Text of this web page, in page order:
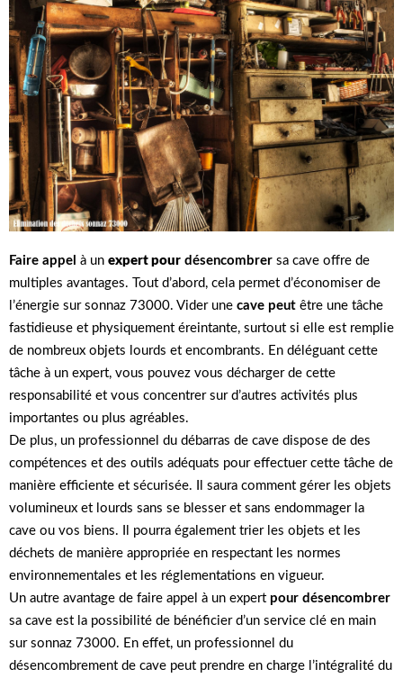
Faire appel à un expert pour désencombrer sa cave offre de
multiples avantages. Tout d’abord, cela permet d’économiser de
l’énergie sur sonnaz 73000. Vider une cave peut être une tâche
fastidieuse et physiquement éreintante, surtout si elle est remplie
de nombreux objets lourds et encombrants. En déléguant cette
tâche à un expert, vous pouvez vous décharger de cette
responsabilité et vous concentrer sur d’autres activités plus
importantes ou plus agréables.
De plus, un professionnel du débarras de cave dispose de des
compétences et des outils adéquats pour effectuer cette tâche de
manière efficiente et sécurisée. Il saura comment gérer les objets
volumineux et lourds sans se blesser et sans endommager la
cave ou vos biens. Il pourra également trier les objets et les
déchets de manière appropriée en respectant les normes
environnementales et les réglementations en vigueur.
Un autre avantage de faire appel à un expert pour désencombrer
sa cave est la possibilité de bénéficier d’un service clé en main
sur sonnaz 73000. En effet, un professionnel du
désencombrement de cave peut prendre en charge l’intégralité du